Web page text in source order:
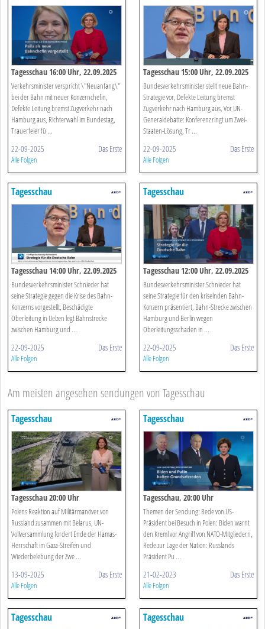
Tagesschau 16:00 Uhr, 22.09.2025
Verkehrsminister verspricht \"Neuanfang\"
bei der Bahn mit neuer Konzernchefin,
Defekte Leitung bremst Zugverkehr nach
Hamburg aus, Richterwahl im Bundestag,
Trauerfeier fü ...
22-09-2025 Das Erste
Alle Folgen
Tagesschau 15:00 Uhr, 22.09.2025
Bundesverkehrsminister stellt neue Bahn-
Strategie vor, Defekte Leitung bremst
Zugverkehr nach Hamburg aus, Vor UN-
Generaldebatte: Konferenz ringt um Zwei-
Staaten-Lösung, Tr ...
22-09-2025 Das Erste
Alle Folgen
Tagesschau
Tagesschau 14:00 Uhr, 22.09.2025
Bundesverkehrsminister Schnieder hat
seine Strategie gegen die Krise des Bahn-
Konzerns vorgestellt, Beschädigte
Oberleitung in Uelzen legt Bahnstrecke
zwischen Hamburg und ...
22-09-2025 Das Erste
Alle Folgen
Tagesschau
Tagesschau 12:00 Uhr, 22.09.2025
Bundesverkehrsminister Schnieder hat
seine Strategie für den kriselnden Bahn-
Konzern präsentiert, Bahn-Strecke zwischen
Hamburg und Berlin wegen
Oberleitungsschaden in ...
22-09-2025 Das Erste
Alle Folgen
Am meisten angesehen sendungen von Tagesschau
Tagesschau
Tagesschau 20:00 Uhr
Polens Reaktion auf Militärmanöver von
Russland zusammen mit Belarus, UN-
Vollversammlung fordert Ende der Hamas-
Herrschaft im Gaza-Streifen und
Wiederbelebung der Zwe ...
13-09-2025 Das Erste
Alle Folgen
Tagesschau
Tagesschau, 20:00 Uhr
Themen der Sendung: Rede von US-
Präsident bei Besuch in Polen: Biden warnt
den Kreml vor Angriff von NATO-Mitgliedern,
Rede zur Lage der Nation: Russlands
Präsident Pu ...
21-02-2023 Das Erste
Alle Folgen
Tagesschau Tagesschau